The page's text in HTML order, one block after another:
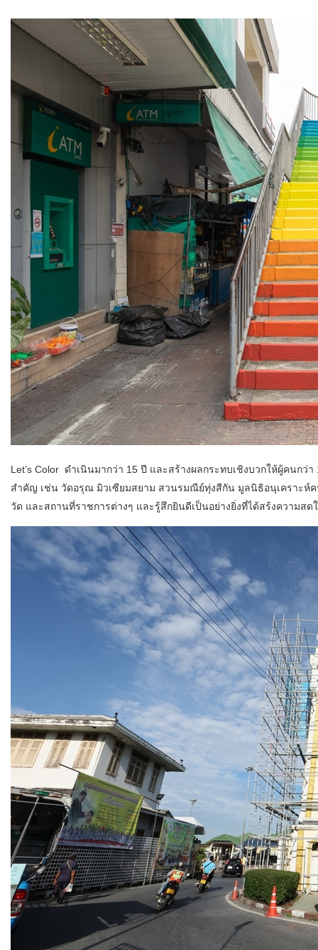
Let’s Color ดำเนินมากว่า 15 ปี และสร้างผลกระทบเชิงบวกให้ผู้คนกว่
สำคัญ เช่น วัดอรุณ มิวเซียมสยาม สวนรมณีย์ทุ่งสีกัน มูลนิธิอนุเคราะห์
วัด และสถานที่ราชการต่างๆ และรู้สึกยินดีเป็นอย่างยิ่งที่ได้สร้งความ